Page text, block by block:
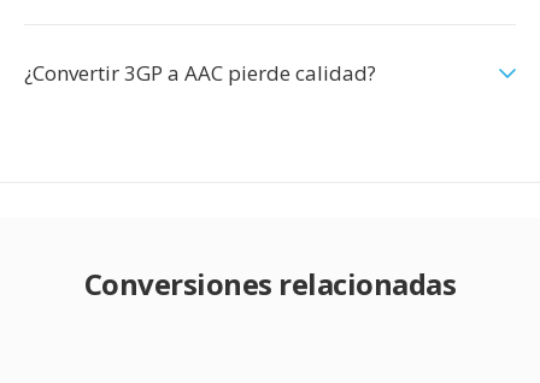
¿Convertir 3GP a AAC pierde calidad?
Conversiones relacionadas